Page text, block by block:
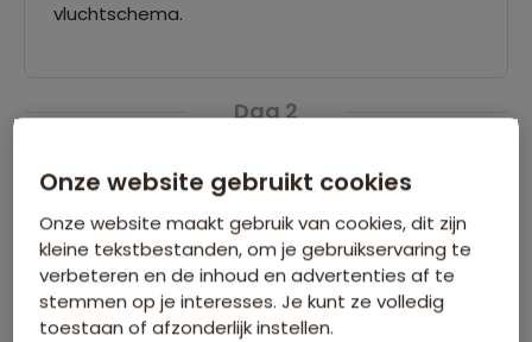
vluchtschema.
Dag 2
Onze website gebruikt cookies
Onze website maakt gebruik van cookies, dit zijn
kleine tekstbestanden, om je gebruikservaring te
verbeteren en de inhoud en advertenties af te
stemmen op je interesses. Je kunt ze volledig
toestaan of afzonderlijk instellen.